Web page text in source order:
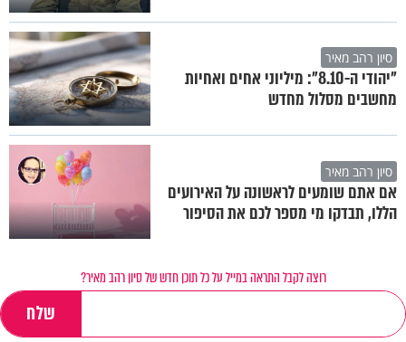
סיון רהב מאיר
"יהודי ה-8.10": מיליוני אחים ואחיות
מחשבים מסלול מחדש
סיון רהב מאיר
אם אתם שומעים לראשונה על האירועים
הללו, תבדקו מי מספר לכם את הסיפור
רוצה לקבל התראה במייל על כל תוכן חדש של סיון רהב מאיר?